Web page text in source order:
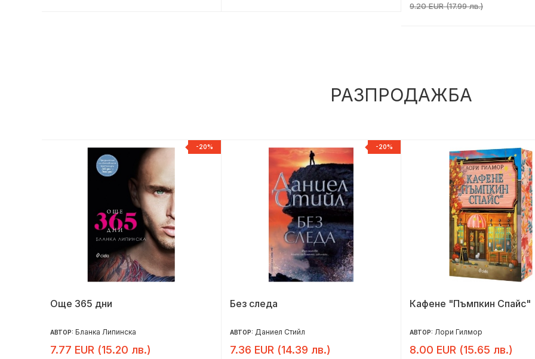
9.20 EUR (17.99 лв.)
РАЗПРОДАЖБА
-20%
Още 365 дни
АВТОР: Бланка Липинска
7.77 EUR (15.20 лв.)
-20%
Без следа
АВТОР: Даниел Стийл
7.36 EUR (14.39 лв.)
Кафене "Пъмпкин Спайс"
АВТОР: Лори Гилмор
8.00 EUR (15.65 лв.)